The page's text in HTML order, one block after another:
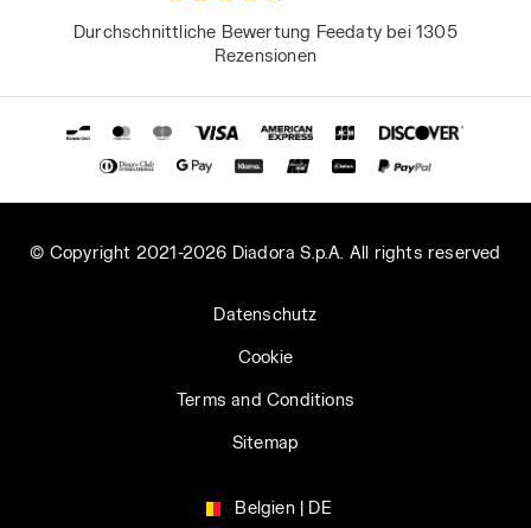
Durchschnittliche Bewertung Feedaty bei 1305
Rezensionen
© Copyright 2021-2026 Diadora S.p.A. All rights reserved
Datenschutz
Cookie
Terms and Conditions
Sitemap
Belgien | DE